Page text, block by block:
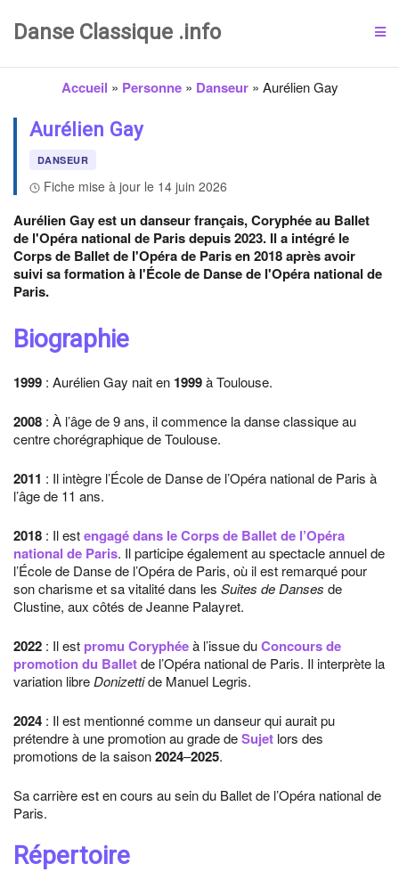
Danse Classique .info
Accueil » Personne» Danseur» Aurélien Gay
Aurélien Gay
DANSEUR
Fiche mise à jour le 14 juin 2026
Aurélien Gay est un danseur français, Coryphée au Ballet
de l'Opéra national de Paris depuis 2023. Il a intégré le
Corps de Ballet de l'Opéra de Paris en 2018 après avoir
suivi sa formation à l'École de Danse de l'Opéra national de
Paris.
Biographie
1999 : Aurélien Gay nait en 1999à Toulouse.
2008 : À l’âge de 9 ans, il commence la danse classique au
centre chorégraphique de Toulouse.
2011 : Il intègre l’École de Danse de l’Opéra national de Paris à
l’âge de 11 ans.
2018 : Il estengagé dans le Corps de Ballet de l’Opéra
national de Paris. Il participe également au spectacle annuel de
l’École de Danse de l’Opéra de Paris, où il est remarqué pour
son charisme et sa vitalité dans les Suites de Danses de
Clustine, aux côtés de Jeanne Palayret.
2022 : Il est promu Coryphéeà l’issue duConcours de
promotion du Balletde l’Opéra national de Paris. Il interprète la
variation libre Donizettide Manuel Legris.
2024 : Il est mentionné comme un danseur qui aurait pu
prétendre à une promotion au grade deSujet lors des
promotions de la saison2024–2025.
Sa carrière est en cours au sein du Ballet de l’Opéra national de
Paris.
Répertoire